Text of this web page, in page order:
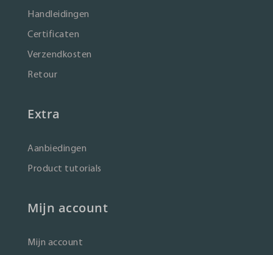
Handleidingen
Certificaten
Verzendkosten
Retour
Extra
Aanbiedingen
Product tutorials
Mijn account
Mijn account